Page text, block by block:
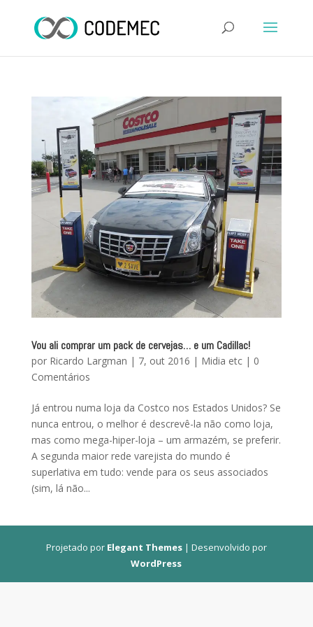
Vou ali comprar um pack de cervejas… e um Cadillac!
por Ricardo Largman | 7, out 2016 | Midia etc| 0
Comentários
Já entrou numa loja da Costco nos Estados Unidos? Se
nunca entrou, o melhor é descrevê-la não como loja,
mas como mega-hiper-loja – um armazém, se preferir.
A segunda maior rede varejista do mundo é
superlativa em tudo: vende para os seus associados
(sim, lá não...
Projetado por Elegant Themes| Desenvolvido por
WordPress